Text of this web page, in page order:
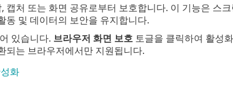
처 또는 화면 공유로부터 보호합니다. 이 기능은 스
동 및 데이터의 보안을 유지합니다.
있습니다. 브라우저 화면 보호토글을 클릭하여 활성
되는 브라우저에서만 지원됩니다.
화